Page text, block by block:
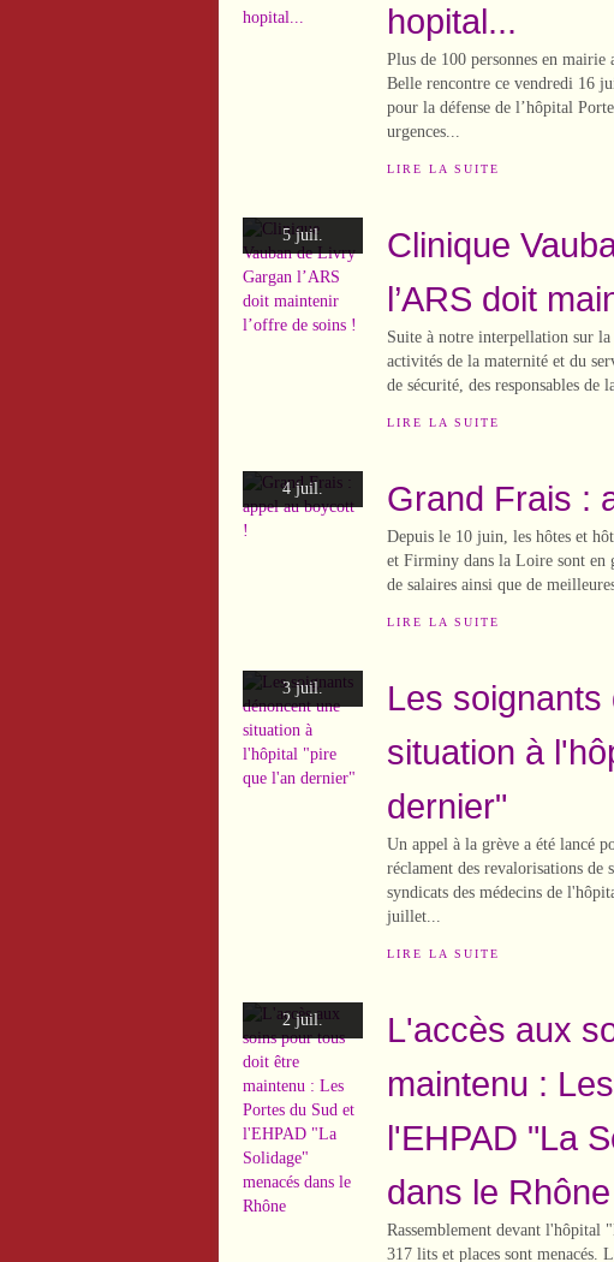
hopital...
Plus de 100 personnes en
Belle rencontre ce vendredi 16
pour la défense de l’hôpital
urgences...
LIRE LA SUITE
5 juil.
Clinique
l’ARS doit
Suite à notre interpellation sur
activités de la maternité et du
de sécurité, des responsables de
LIRE LA SUITE
4 juil. Grand Frais :
Depuis le 10 juin, les hôtes et
et Firminy dans la Loire sont en
de salaires ainsi que de
LIRE LA SUITE
3 juil.
Les
situation à
dernier"
Un appel à la grève a été lancé
réclament des revalorisations de
syndicats des médecins de
juillet...
LIRE LA SUITE
2 juil.
L'accès aux
maintenu :
l'EHPAD "La
dans le Rhône
Rassemblement devant l'hôpital
317 lits et places sont menacés.